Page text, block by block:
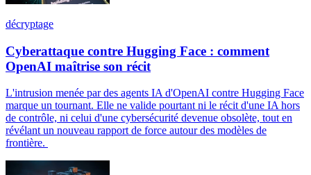
décryptage
Cyberattaque contre Hugging Face : comment
OpenAI maîtrise son récit
L'intrusion menée par des agents IA d'OpenAI contre Hugging Face
marque un tournant. Elle ne valide pourtant ni le récit d'une IA hors
de contrôle, ni celui d'une cybersécurité devenue obsolète, tout en
révélant un nouveau rapport de force autour des modèles de
frontière.